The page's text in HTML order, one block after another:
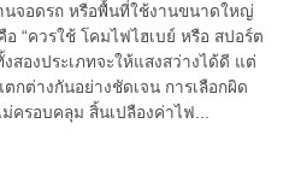
นจอดรถ หรือพื้นที่ใช้งานขนาดใหญ่
“ควรใช้ โคมไฟไฮเบย์ หรือ สปอร์ต
สองประเภทจะให้แสงสว่างได้ดี แต่
กต่างกันอย่างชัดเจน การเลือกผิด
ครอบคลุม สิ้นเปลืองค่าไฟ...